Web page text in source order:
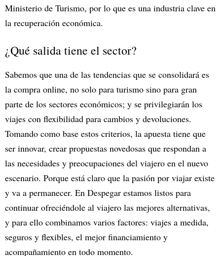
Ministerio de Turismo, por lo que es una industria clave en
la recuperación económica.
¿Qué salida tiene el sector?
Sabemos que una de las tendencias que se consolidará es
la compra online, no solo para turismo sino para gran
parte de los sectores económicos; y se privilegiarán los
viajes con flexibilidad para cambios y devoluciones.
Tomando como base estos criterios, la apuesta tiene que
ser innovar, crear propuestas novedosas que respondan a
las necesidades y preocupaciones del viajero en el nuevo
escenario. Porque está claro que la pasión por viajar existe
y va a permanecer. En Despegar estamos listos para
continuar ofreciéndole al viajero las mejores alternativas,
y para ello combinamos varios factores: viajes a medida,
seguros y flexibles, el mejor financiamiento y
acompañamiento en todo momento.